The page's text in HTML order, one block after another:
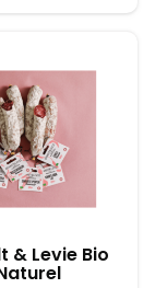
& Levie Bio